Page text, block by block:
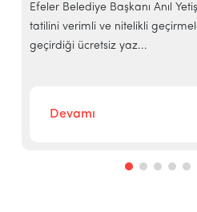
Efeler Belediye Başkanı Anıl
tatilini verimli ve nitelikli
geçirdiği ücretsiz yaz...
Devamı